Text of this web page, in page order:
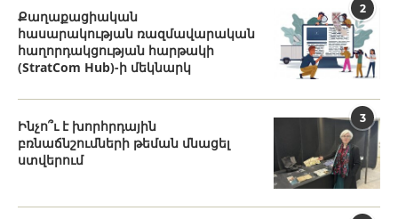
2
Քաղաքացիական
հասարակության ռազմավարական
հաղորդակցության հարթակի
(StratCom Hub)-ի մեկնարկ
3
Ինչո՞ւ է խորհրդային
բռնաճնշումների թեման մնացել
ստվերում